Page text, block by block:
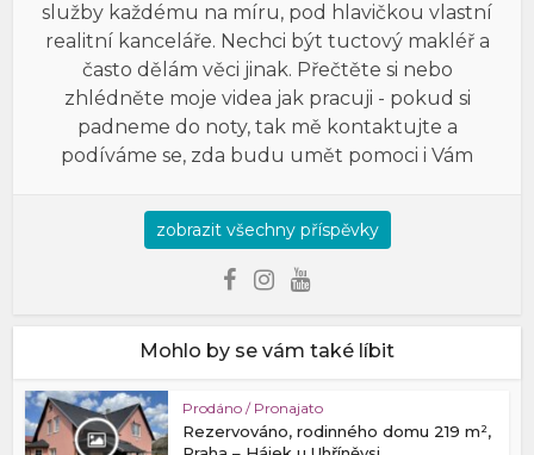
služby každému na míru, pod hlavičkou vlastní
realitní kanceláře. Nechci být tuctový makléř a
často dělám věci jinak. Přečtěte si nebo
zhlédněte moje videa jak pracuji - pokud si
padneme do noty, tak mě kontaktujte a
podíváme se, zda budu umět pomoci i Vám
zobrazit všechny příspěvky
Mohlo by se vám také líbit
Prodáno / Pronajato
Rezervováno, rodinného domu 219 m²,